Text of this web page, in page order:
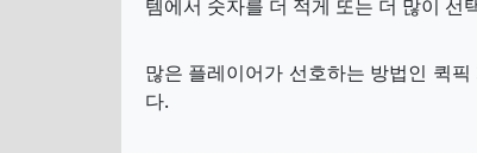
템에서 숫자를 더 적게 또는 더 많이 선
많은 플레이어가 선호하는 방법인 퀵
다.